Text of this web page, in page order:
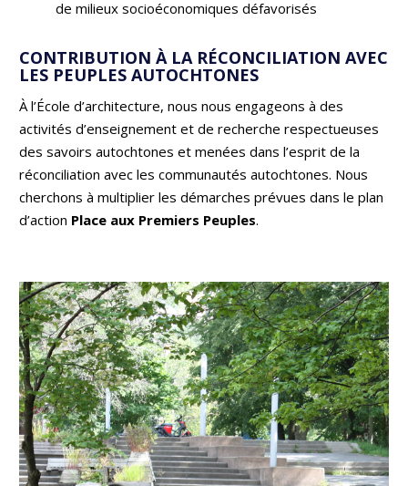
de milieux socioéconomiques défavorisés
CONTRIBUTION À LA RÉCONCILIATION AVEC
LES PEUPLES AUTOCHTONES
À l’École d’architecture, nous nous engageons à des
activités d’enseignement et de recherche respectueuses
des savoirs autochtones et menées dans l’esprit de la
réconciliation avec les communautés autochtones. Nous
cherchons à multiplier les démarches prévues dans le plan
d’action Place aux Premiers Peuples.